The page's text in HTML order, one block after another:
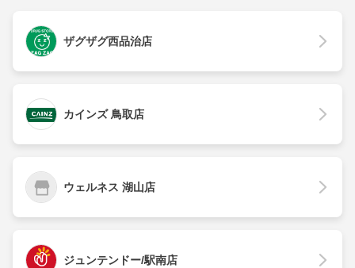
ザグザグ西品治店
カインズ 鳥取店
ウェルネス 湖山店
ジュンテンドー/駅南店